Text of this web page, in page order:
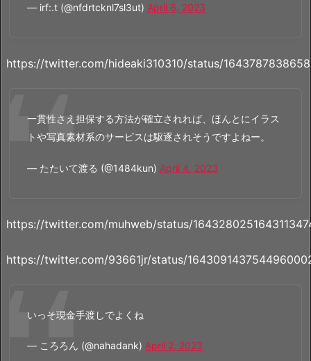
— irf:.t (@nfdrtcknl7sl3ut) April 6, 2023
https://twitter.com/hideaki310310/status/
一貫性さえ担保する方法が確立されれば、ほんとにイラス
トや写真素材系のサービスは駆逐されそうですよねー。
— たたいて渡る (@1484kun) April 4, 2023
https://twitter.com/muhweb/status/
https://twitter.com/93661jr/status/
いっそ現金手渡しでよくね
— ころろん (@nahadank) April 2, 2023